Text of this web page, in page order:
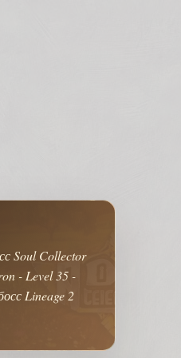
Soul Collector
- Level 35 -
Lineage 2